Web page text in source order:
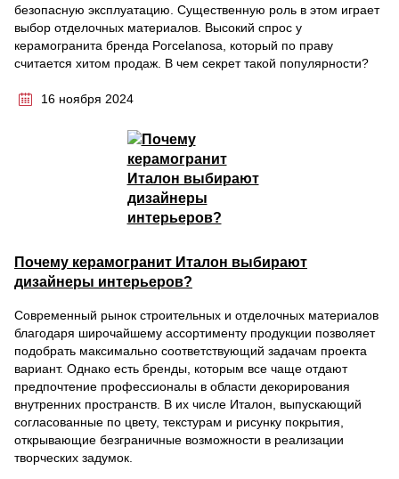
безопасную эксплуатацию. Существенную роль в этом играет
выбор отделочных материалов. Высокий спрос у
керамогранита бренда Porcelanosa, который по праву
считается хитом продаж. В чем секрет такой популярности?
16 ноября 2024
Почему керамогранит Италон выбирают
дизайнеры интерьеров?
Современный рынок строительных и отделочных материалов
благодаря широчайшему ассортименту продукции позволяет
подобрать максимально соответствующий задачам проекта
вариант. Однако есть бренды, которым все чаще отдают
предпочтение профессионалы в области декорирования
внутренних пространств. В их числе Италон, выпускающий
согласованные по цвету, текстурам и рисунку покрытия,
открывающие безграничные возможности в реализации
творческих задумок.